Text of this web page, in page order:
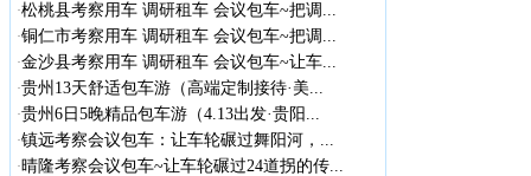
·松桃县考察用车 调研租车 会议包车~把调...
·铜仁市考察用车 调研租车 会议包车~把调...
·金沙县考察用车 调研租车 会议包车~让车...
·贵州13天舒适包车游（高端定制接待·美...
·贵州6日5晚精品包车游（4.13出发·贵阳...
·镇远考察会议包车：让车轮碾过舞阳河，...
·晴隆考察会议包车~让车轮碾过24道拐的传...